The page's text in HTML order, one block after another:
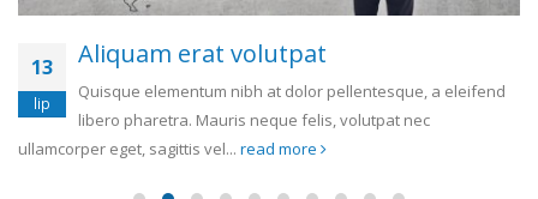
13
ožu
Sed elementum massa volutpat
Quisque elementum nibh at dolor pellentesque, a eleifend
libero pharetra. Mauris neque felis, volutpat nec
ullamcorper eget, sagittis vel... read more